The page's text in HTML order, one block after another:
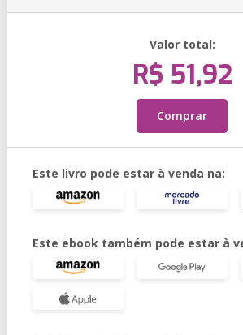
Valor total:
R$ 51,92
Comprar
Este livro pode estar à venda na:
Este ebook também pode estar à